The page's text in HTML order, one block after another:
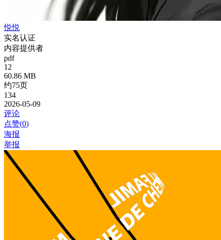
悦悦
实名认证
内容提供者
pdf
12
60.86 MB
约75页
134
2026-05-09
评论
点赞(0)
海报
举报